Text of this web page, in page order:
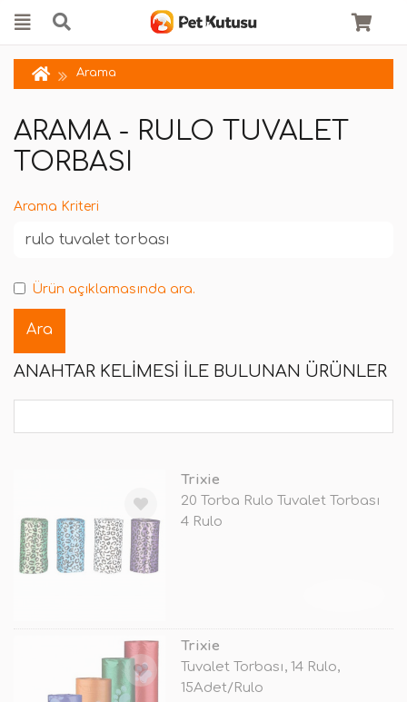
Arama
ARAMA - RULO TUVALET
TORBASI
Arama Kriteri
Ürün açıklamasında ara.
ANAHTAR KELIMESI ILE BULUNAN ÜRÜNLER
Trixie
20 Torba Rulo Tuvalet Torbası
4 Rulo
Trixie
Tuvalet Torbası, 14 Rulo,
15Adet/Rulo